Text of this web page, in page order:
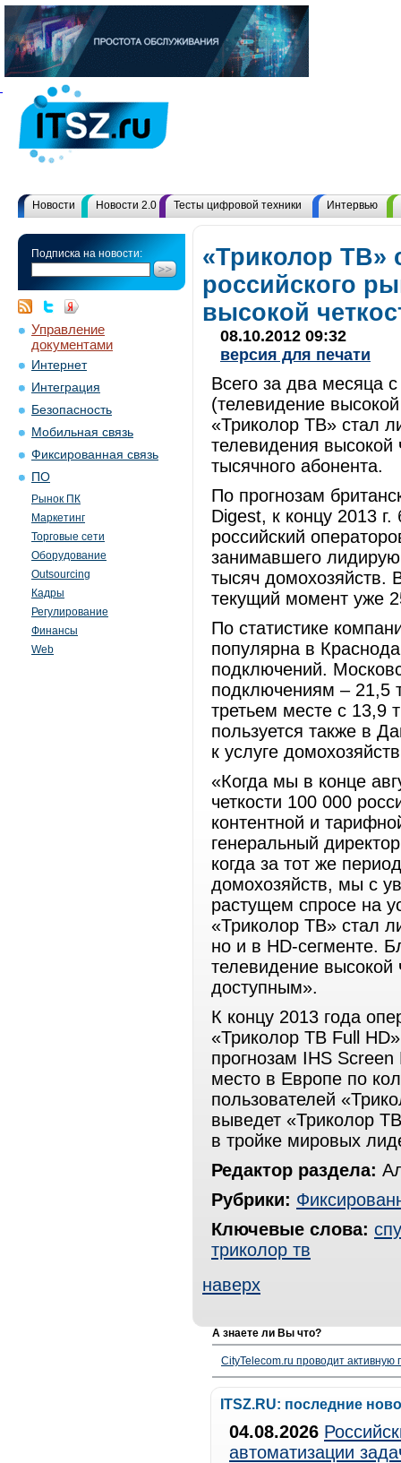
Новости Новости 2.0 Тесты цифровой техники Интервью
Подписка на новости:
Управление
документами
Интернет
Интеграция
Безопасность
Мобильная связь
Фиксированная связь
ПО
Рынок ПК
Маркетинг
Торговые сети
Оборудование
Outsourcing
Кадры
Регулирование
Финансы
Web
«Триколор ТВ»
российского
высокой
08.10.2012 09:32
версия для печати
Всего за два месяца
(телевидение
«Триколор ТВ» стал
телевидения высокой
тысячного абонента.
По прогнозам
Digest, к концу 2013
российский
занимавшего
тысяч домохозяйств.
текущий момент уже
По статистике
популярна в
подключений.
подключениям – 21,5
третьем месте с 13,9
пользуется также в
к услуге
«Когда мы в конце
четкости 100 000
контентной и
генеральный
когда за тот же
домохозяйств, мы с
растущем спросе на
«Триколор ТВ» стал
но и в HD-сегменте.
телевидение высокой
доступным».
К концу 2013 года
«Триколор ТВ Full
прогнозам IHS
место в Европе по
пользователей
выведет «Триколор
в тройке мировых
Редактор раздела:
Рубрики:
Ключевые слова:
триколор тв
наверх
А знаете ли Вы что?
CityTelecom.ru проводит активную
ITSZ.RU: последние
04.08.2026
автоматизации